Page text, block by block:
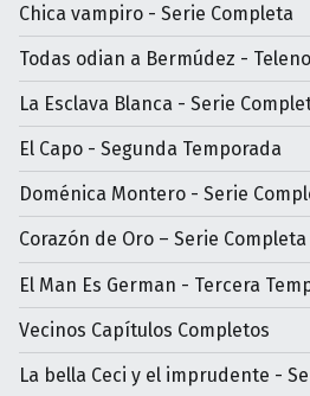
Chica vampiro - Serie Completa
Todas odian a Bermúdez -
La Esclava Blanca - Serie
El Capo - Segunda Temporada
Doménica Montero - Serie
Corazón de Oro – Serie Completa
El Man Es German - Tercera
Vecinos Capítulos Completos
La bella Ceci y el imprudente -